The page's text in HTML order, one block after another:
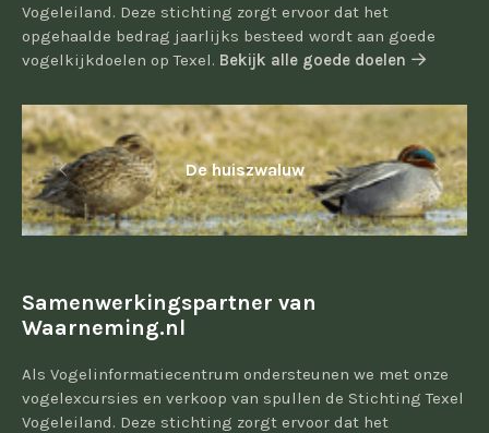
Vogeleiland. Deze stichting zorgt ervoor dat het
opgehaalde bedrag jaarlijks besteed wordt aan goede
vogelkijkdoelen op Texel. Bekijk alle goede doelen
De huiszwaluw
Samenwerkingspartner van
Waarneming.nl
Als Vogelinformatiecentrum ondersteunen we met onze
vogelexcursies en verkoop van spullen de Stichting Texel
Vogeleiland. Deze stichting zorgt ervoor dat het